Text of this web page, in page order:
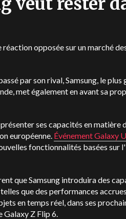
réaction opposée sur un marché
par son rival, Samsung, le
met également en avant sa
ses capacités en matière
européenne. Événement Galaxy
fonctionnalités basées sur
que Samsung introduira des
que des performances
en temps réel, dans ses
Galaxy Z Flip 6.